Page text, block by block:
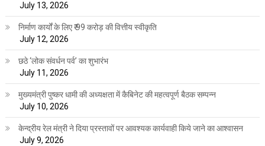
July 13, 2026
निर्माण कार्यों के लिए ₹ 99 करोड़ की वित्तीय स्वीकृति
July 12, 2026
छठे ‘लोक संवर्धन पर्व’ का शुभारंभ
July 11, 2026
मुख्यमंत्री पुष्कर धामी की अध्यक्षता में कैबिनेट की महत्वपूर्ण बैठक सम्पन्न
July 10, 2026
केन्द्रीय रेल मंत्री ने दिया प्रस्तावों पर आवश्यक कार्यवाही किये जाने का आश्वासन
July 9, 2026